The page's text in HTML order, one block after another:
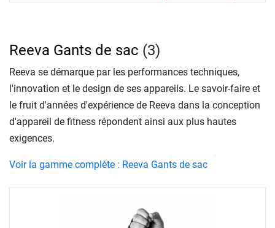
Reeva Gants de sac (3)
Reeva se démarque par les performances techniques,
l'innovation et le design de ses appareils. Le savoir-faire et
le fruit d'années d'expérience de Reeva dans la conception
d'appareil de fitness répondent ainsi aux plus hautes
exigences.
Voir la gamme complète : Reeva Gants de sac